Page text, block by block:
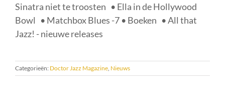
Sinatra niet te troosten • Ella in de Hollywood
Bowl • Matchbox Blues -7 • Boeken • All that
Jazz! - nieuwe releases
Categorieën: Doctor Jazz Magazine Nieuws